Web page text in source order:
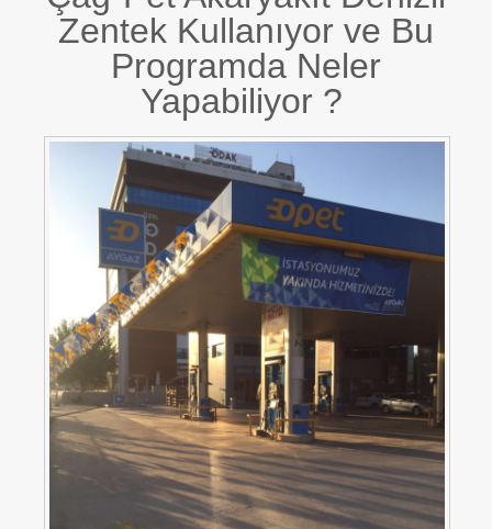
Zentek Kullanıyor ve Bu
Programda Neler
Yapabiliyor ?